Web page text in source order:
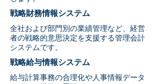
戦略財務情報システム
全社および部門別の業績管理など、経営
者の戦略的意思決定を支援する管理会計
システムです。
戦略給与情報システム
給与計算事務の合理化や人事情報データ